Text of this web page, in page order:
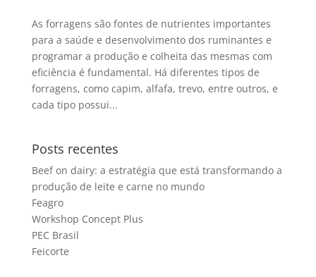
As forragens são fontes de nutrientes importantes
para a saúde e desenvolvimento dos ruminantes e
programar a produção e colheita das mesmas com
eficiência é fundamental. Há diferentes tipos de
forragens, como capim, alfafa, trevo, entre outros, e
cada tipo possui...
Posts recentes
Beef on dairy: a estratégia que está transformando a
produção de leite e carne no mundo
Feagro
Workshop Concept Plus
PEC Brasil
Feicorte